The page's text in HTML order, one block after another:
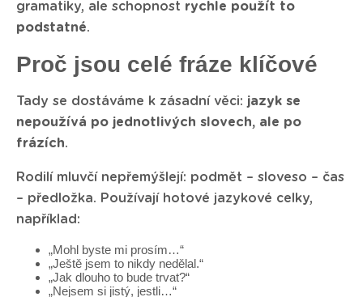
gramatiky, ale schopnost rychle použít to
podstatné.
Proč jsou celé fráze klíčové
Tady se dostáváme k zásadní věci: jazyk se
nepoužívá po jednotlivých slovech, ale po
frázích.
Rodilí mluvčí nepřemýšlejí: podmět – sloveso – čas
– předložka. Používají hotové jazykové celky,
například:
„Mohl byste mi prosím…“
„Ještě jsem to nikdy nedělal.“
„Jak dlouho to bude trvat?“
„Nejsem si jistý, jestli…“